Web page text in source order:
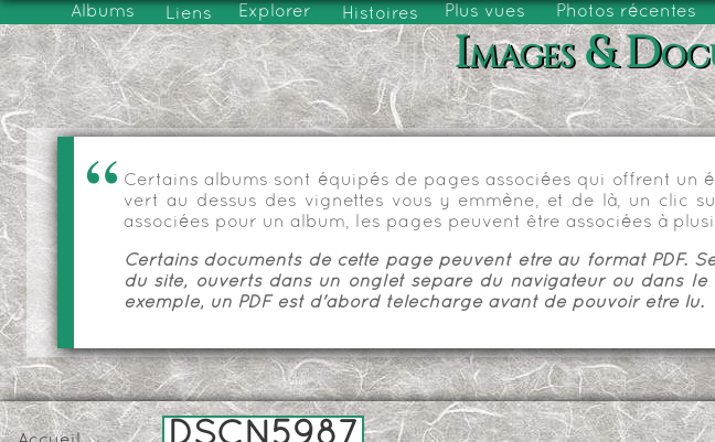
Albums Liens Explorer Histoires Plus vues Photos récentes
Images &
Certains albums sont équipés de pages associées qui offrent
vert au dessus des vignettes vous y emmène, et de là, un clic
associées pour un album, les pages peuvent être associées à
Certains documents de cette page peuvent être au format PDF.
du site, ouverts dans un onglet séparé du navigateur ou dans
exemple, un PDF est d'abord téléchargé avant de pouvoir être lu.